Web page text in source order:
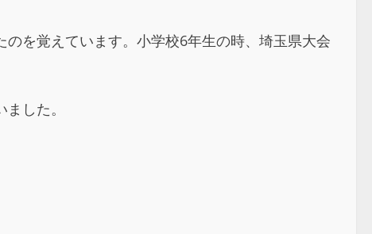
を覚えています。小学校6年生の時、埼玉県大会
した。